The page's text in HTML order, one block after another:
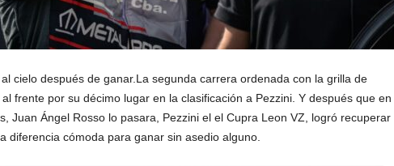
cielo después de ganar.La segunda carrera ordenada con la grilla de
frente por su décimo lugar en la clasificación a Pezzini. Y después que en
Juan Ángel Rosso lo pasara, Pezzini el el Cupra Leon VZ, logró recuperar
diferencia cómoda para ganar sin asedio alguno.